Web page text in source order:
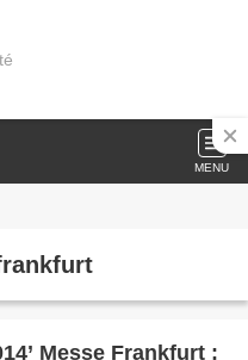
MENU
Messe Frankfurt :